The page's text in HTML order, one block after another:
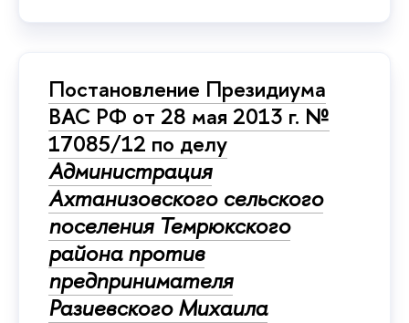
Постановление Президиума
ВАС РФ от 28 мая 2013 г. №
17085/12 по делу
Администрация
Ахтанизовского сельского
поселения Темрюкского
района против
предпринимателя
Разиевского Михаила